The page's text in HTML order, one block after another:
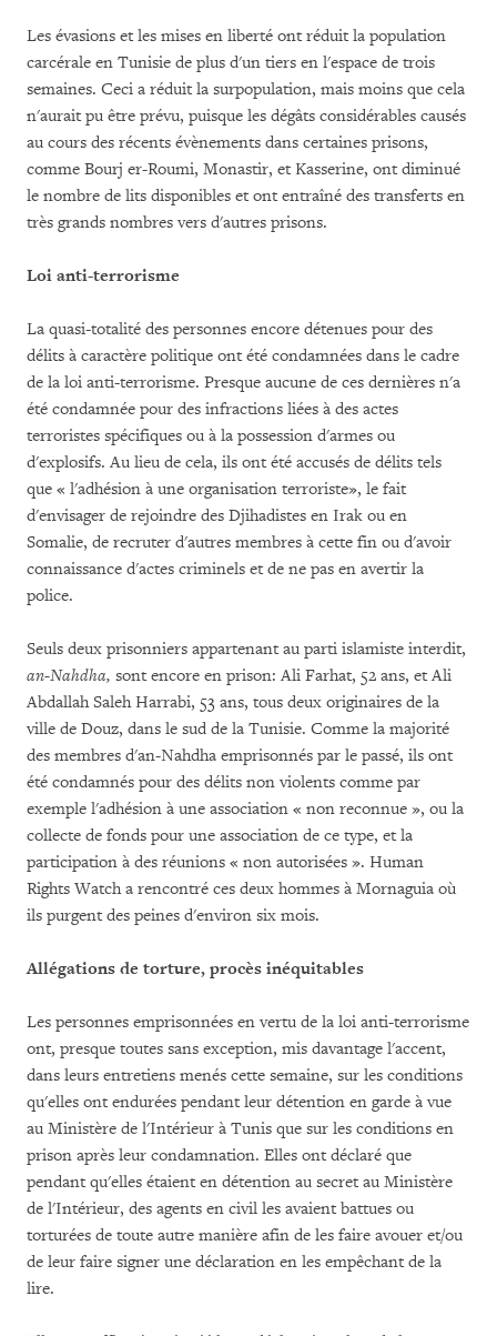
Les évasions et les mises en liberté ont réduit la population
carcérale en Tunisie de plus d'un tiers en l'espace de trois
semaines. Ceci a réduit la surpopulation, mais moins que cela
n'aurait pu être prévu, puisque les dégâts considérables causés
au cours des récents évènements dans certaines prisons,
comme Bourj er-Roumi, Monastir, et Kasserine, ont diminué
le nombre de lits disponibles et ont entraîné des transferts en
très grands nombres vers d'autres prisons.
Loi anti-terrorisme
La quasi-totalité des personnes encore détenues pour des
délits à caractère politique ont été condamnées dans le cadre
de la loi anti-terrorisme. Presque aucune de ces dernières n'a
été condamnée pour des infractions liées à des actes
terroristes spécifiques ou à la possession d'armes ou
d'explosifs. Au lieu de cela, ils ont été accusés de délits tels
que « l'adhésion à une organisation terroriste», le fait
d'envisager de rejoindre des Djihadistes en Irak ou en
Somalie, de recruter d'autres membres à cette fin ou d'avoir
connaissance d'actes criminels et de ne pas en avertir la
police.
Seuls deux prisonniers appartenant au parti islamiste interdit,
an-Nahdha, sont encore en prison: Ali Farhat, 52 ans, et Ali
Abdallah Saleh Harrabi, 53 ans, tous deux originaires de la
ville de Douz, dans le sud de la Tunisie. Comme la majorité
des membres d'an-Nahdha emprisonnés par le passé, ils ont
été condamnés pour des délits non violents comme par
exemple l'adhésion à une association « non reconnue », ou la
collecte de fonds pour une association de ce type, et la
participation à des réunions « non autorisées ». Human
Rights Watch a rencontré ces deux hommes à Mornaguia où
ils purgent des peines d'environ six mois.
Allégations de torture, procès inéquitables
Les personnes emprisonnées en vertu de la loi anti-terrorisme
ont, presque toutes sans exception, mis davantage l'accent,
dans leurs entretiens menés cette semaine, sur les conditions
qu'elles ont endurées pendant leur détention en garde à vue
au Ministère de l'Intérieur à Tunis que sur les conditions en
prison après leur condamnation. Elles ont déclaré que
pendant qu'elles étaient en détention au secret au Ministère
de l'Intérieur, des agents en civil les avaient battues ou
torturées de toute autre manière afin de les faire avouer et/ou
de leur faire signer une déclaration en les empêchant de la
lire.